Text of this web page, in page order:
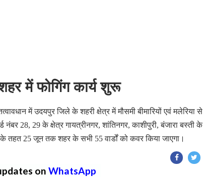
में फोगिंग कार्य शुरू
में उदयपुर जिले के शहरी क्षेत्र में मौसमी बीमारियों एवं मलेरिया से
28, 29 के क्षेत्र गायत्रीनगर, शांतिनगर, काशीपुरी, बंजारा बस्ती के
25 जून तक शहर के सभी 55 वार्डों को कवर किया जाएगा।
on WhatsApp